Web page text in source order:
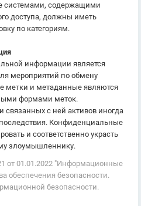
системами, содержащими
доступа, должны иметь
по категориям.
информации является
мероприятий по обмену
метки и метаданные являются
формами меток.
с ней активов иногда
Конфиденциальные
и соответственно украсть
злоумышленнику.
от 01.01.2022 "Информационные
обеспечения безопасности.
безопасности.